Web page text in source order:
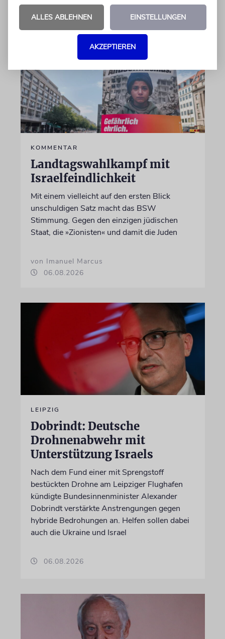
KOMMENTAR
Landtagswahlkampf mit
Israelfeindlichkeit
Mit einem vielleicht auf den ersten Blick
unschuldigen Satz macht das BSW
Stimmung. Gegen den einzigen jüdischen
Staat, die »Zionisten« und damit die Juden
von Imanuel Marcus
06.08.2026
LEIPZIG
Dobrindt: Deutsche
Drohnenabwehr mit
Unterstützung Israels
Nach dem Fund einer mit Sprengstoff
bestückten Drohne am Leipziger Flughafen
kündigte Bundesinnenminister Alexander
Dobrindt verstärkte Anstrengungen gegen
hybride Bedrohungen an. Helfen sollen dabei
auch die Ukraine und Israel
06.08.2026
ALLES ABLEHNEN EINSTELLUNGEN
AKZEPTIEREN